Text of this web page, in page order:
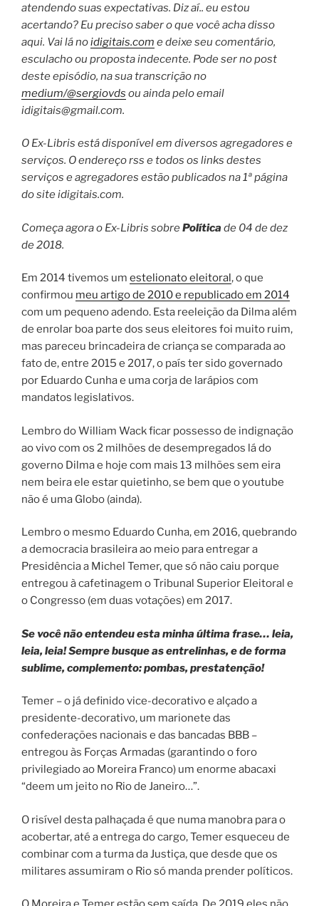
atendendo suas expectativas. Diz aí.. eu estou
acertando? Eu preciso saber o que você acha disso
aqui. Vai lá noidigitais.com e deixe seu comentário,
esculacho ou proposta indecente. Pode ser no post
deste episódio, na sua transcrição no
medium/@sergiovds ou ainda pelo email
idigitais@gmail.com.
O Ex-Libris está disponível em diversos agregadores e
serviços. O endereço rss e todos os links destes
serviços e agregadores estão publicados na 1ª página
do site idigitais.com.
Começa agora o Ex-Libris sobrePolítica de 04 de dez
de 2018.
Em 2014 tivemos um estelionato eleitoral, o que
confirmou meu artigo de 2010 e republicado em 2014
com um pequeno adendo. Esta reeleição da Dilma além
de enrolar boa parte dos seus eleitores foi muito ruim,
mas pareceu brincadeira de criança se comparada ao
fato de, entre 2015 e 2017, o país ter sido governado
por Eduardo Cunha e uma corja de larápios com
mandatos legislativos.
Lembro do William Wack ficar possesso de indignação
ao vivo com os 2 milhões de desempregados lá do
governo Dilma e hoje com mais 13 milhões sem eira
nem beira ele estar quietinho, se bem que o youtube
não é uma Globo (ainda).
Lembro o mesmo Eduardo Cunha, em 2016, quebrando
a democracia brasileira ao meio para entregar a
Presidência a Michel Temer, que só não caiu porque
entregou à cafetinagem o Tribunal Superior Eleitoral e
o Congresso (em duas votações) em 2017.
Se você não entendeu esta minha última frase… leia,
leia, leia! Sempre busque as entrelinhas, e de forma
sublime, complemento: pombas, prestatenção!
Temer – o já definido vice-decorativo e alçado a
presidente-decorativo, um marionete das
confederações nacionais e das bancadas BBB –
entregou às Forças Armadas (garantindo o foro
privilegiado ao Moreira Franco) um enorme abacaxi
“deem um jeito no Rio de Janeiro…”.
O risível desta palhaçada é que numa manobra para o
acobertar, até a entrega do cargo, Temer esqueceu de
combinar com a turma da Justiça, que desde que os
militares assumiram o Rio só manda prender políticos.